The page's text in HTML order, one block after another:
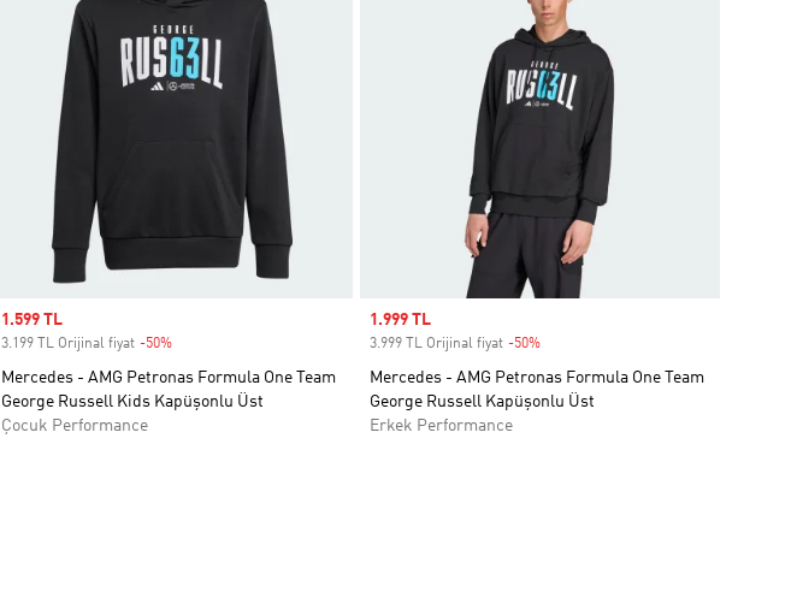
Sale price
1.599 TL
3.199 TL Orijinal fiyat -50%
Mercedes - AMG Petronas Formula One Team
George Russell Kids Kapüşonlu Üst
Çocuk Performance
Sale price
1.999 TL
3.999 TL Orijinal fiyat -50%Discount
Mercedes - AMG Petronas Formula One Team
George Russell Kapüşonlu Üst
Erkek Performance